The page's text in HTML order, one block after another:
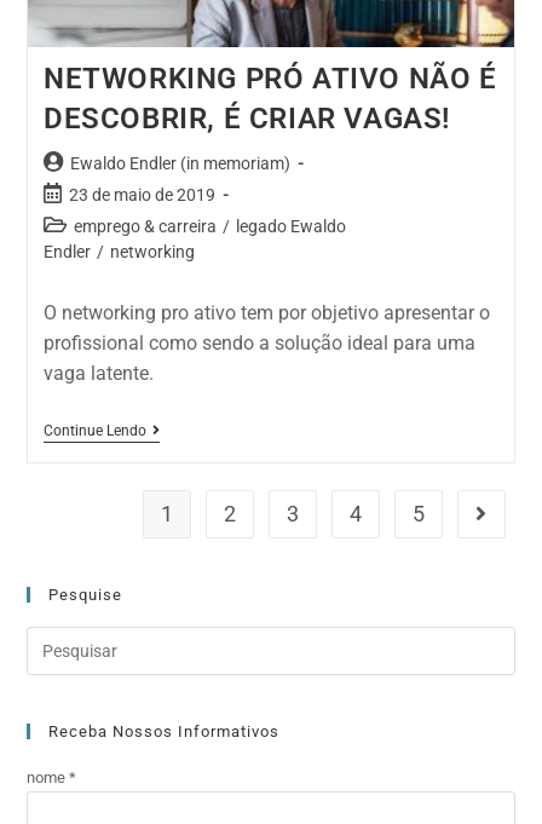
NETWORKING PRÓ ATIVO NÃO É
DESCOBRIR, É CRIAR VAGAS!
Ewaldo Endler (in memoriam)
23 de maio de 2019
emprego & carreira / legado Ewaldo
Endler / networking
O networking pro ativo tem por objetivo apresentar o
profissional como sendo a solução ideal para uma
vaga latente.
Continue Lendo
1 2 3 4 5
Pesquise
Receba Nossos Informativos
nome *